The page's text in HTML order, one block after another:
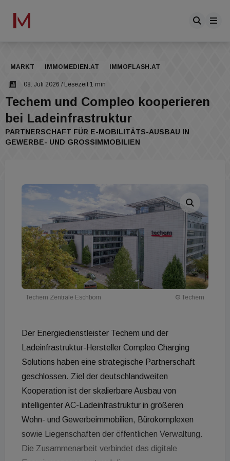
MARKT IMMOMEDIEN.AT IMMOFLASH.AT
08. Juli 2026 / Lesezeit 1 min
Techem und Compleo kooperieren
bei Ladeinfrastruktur
PARTNERSCHAFT FÜR E-MOBILITÄTS-AUSBAU IN
GEWERBE- UND GROSSIMMOBILIEN
Techem Zentrale Eschborn © Techem
Der Energiedienstleister Techem und der
Ladeinfrastruktur-Hersteller Compleo Charging
Solutions haben eine strategische Partnerschaft
geschlossen. Ziel der deutschlandweiten
Kooperation ist der skalierbare Ausbau von
intelligenter AC-Ladeinfrastruktur in größeren
Wohn- und Gewerbeimmobilien, Bürokomplexen
sowie Liegenschaften der öffentlichen Verwaltung.
Die Zusammenarbeit verbindet das digitale